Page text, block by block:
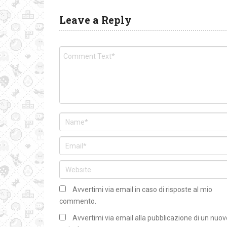
Leave a Reply
Avvertimi via email in caso di risposte al mio
commento.
Avvertimi via email alla pubblicazione di un